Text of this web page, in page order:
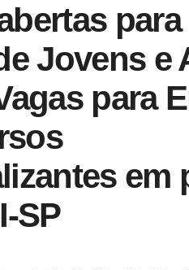
para
Jovens e
para
em
SP